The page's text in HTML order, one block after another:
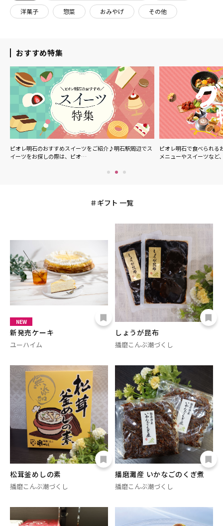
洋菓子 惣菜 おみやげ その他
おすすめ特集
ピオレ明石のおすすめスイーツをご紹介♪明石駅周辺でス
イーツをお探しの際は、ピオ…
ピオレ明石で食べられる
メニューやスイーツなど
ギフト 一覧
NEW
新発売ケーキ
ユーハイム
しょうが昆布
播磨こんぶ潮づくし
松茸釜めしの素
播磨こんぶ潮づくし
播磨灘産 いかなごのくぎ煮
播磨こんぶ潮づくし